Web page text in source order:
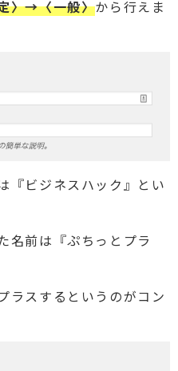
〉→〈一般〉から行えま
『ビジネスハック』とい
名前は『ぷちっとプラ
ラスするというのがコン